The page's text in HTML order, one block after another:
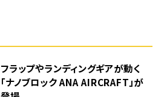
フラップやランディングギアが動く
「ナノブロック ANA AIRCRAFT」が